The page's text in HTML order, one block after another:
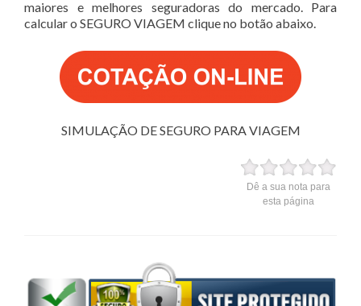
maiores e melhores seguradoras do mercado. Para
calcular o SEGURO VIAGEM clique no botão abaixo.
SIMULAÇÃO DE SEGURO PARA VIAGEM
Dê a sua nota para
esta página